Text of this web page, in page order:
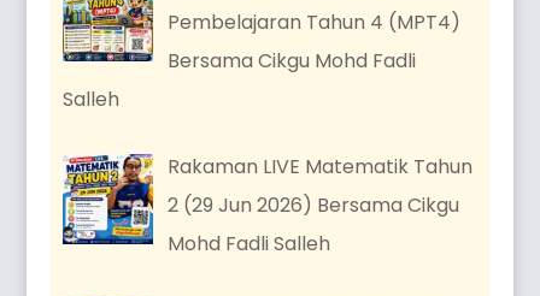
Pembelajaran Tahun 4 (MPT4)
Bersama Cikgu Mohd Fadli
Salleh
Rakaman LIVE Matematik Tahun
2 (29 Jun 2026) Bersama Cikgu
Mohd Fadli Salleh